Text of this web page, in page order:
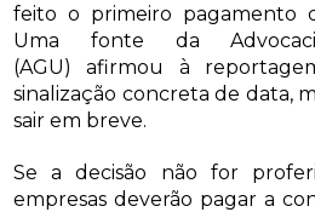
feito o primeiro pagamento
Uma fonte da
(AGU) afirmou à
sinalização concreta de data,
sair em breve.
Se a decisão não for
empresas deverão pagar a